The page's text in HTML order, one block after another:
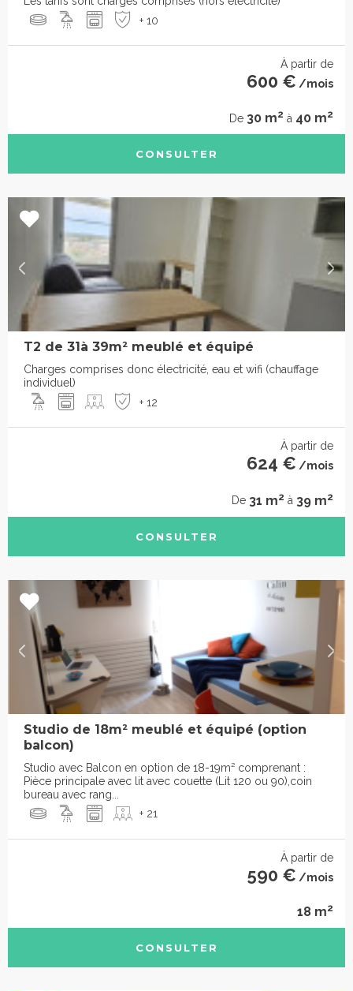
+ 10
À partir de
600 € /mois
De 30 m2 à 40 m2
CONSULTER
T2 de 31à 39m² meublé et équipé
Charges comprises donc électricité, eau et wifi (chauffage
individuel)
+ 12
À partir de
624 € /mois
De 31 m2 à 39 m2
CONSULTER
Studio de 18m² meublé et équipé (option
balcon)
Studio avec Balcon en option de 18-19m² comprenant :
Pièce principale avec lit avec couette (Lit 120 ou 90),coin
bureau avec rang...
+ 21
À partir de
590 € /mois
18 m2
CONSULTER